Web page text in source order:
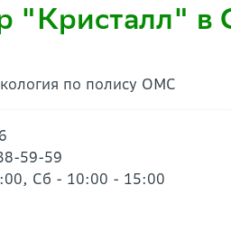
"Кристалл" в
по полису ОМС
59-59
Сб - 10:00 - 15:00